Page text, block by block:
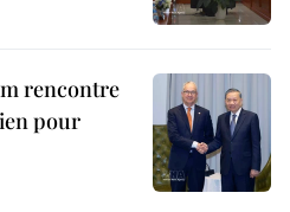
rencontre
pour